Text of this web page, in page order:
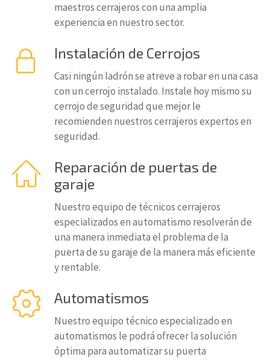
maestros cerrajeros con una amplia
experiencia en nuestro sector.
Instalación de Cerrojos
Casi ningún ladrón se atreve a robar en una casa
con un cerrojo instalado. Instale hoy mismo su
cerrojo de seguridad que mejor le
recomienden nuestros cerrajeros expertos en
seguridad.
Reparación de puertas de
garaje
Nuestro equipo de técnicos cerrajeros
especializados en automatismo resolverán de
una manera inmediata el problema de la
puerta de su garaje de la manera más eficiente
y rentable.
Automatismos
Nuestro equipo técnico especializado en
automatismos le podrá ofrecer la solución
óptima para automatizar su puerta